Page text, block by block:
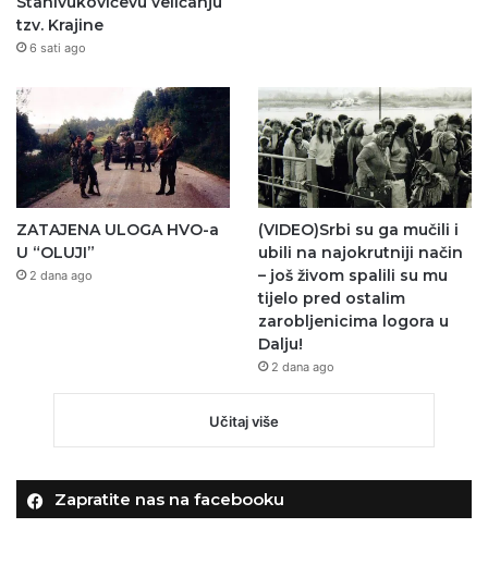
tzv. Krajine
6 sati ago
ZATAJENA ULOGA HVO-a
U “OLUJI”
2 dana ago
(VIDEO)Srbi su ga mučili i
ubili na najokrutniji način
– još živom spalili su mu
tijelo pred ostalim
zarobljenicima logora u
Dalju!
2 dana ago
Učitaj više
Zapratite nas na facebooku